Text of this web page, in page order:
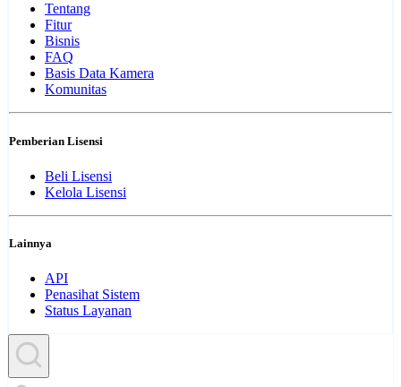
Tentang
Fitur
Bisnis
FAQ
Basis Data Kamera
Komunitas
Pemberian Lisensi
Beli Lisensi
Kelola Lisensi
Lainnya
API
Penasihat Sistem
Status Layanan